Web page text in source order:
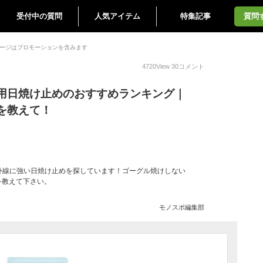
受付中の質問 人気アイテム 特集記事 質問
ジはプロモーションを含みます
4720View 30コメント
日焼け止めのおすすめランキング｜
教えて！
に強い日焼け止めを探しています！ゴーグル焼けしない
えて下さい。
モノスポ編集部